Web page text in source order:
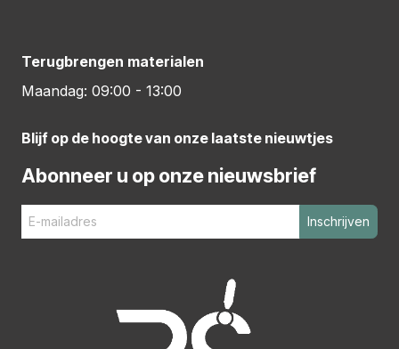
Terugbrengen materialen
Maandag: 09:00 - 13:00
Blijf op de hoogte van onze laatste nieuwtjes
Abonneer u op onze nieuwsbrief
Inschrijven